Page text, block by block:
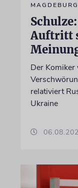
Auftritt
Der Komiker
relativiert
Ukraine